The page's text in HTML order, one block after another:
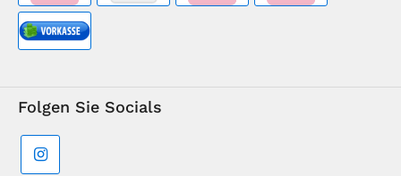
Folgen Sie Socials